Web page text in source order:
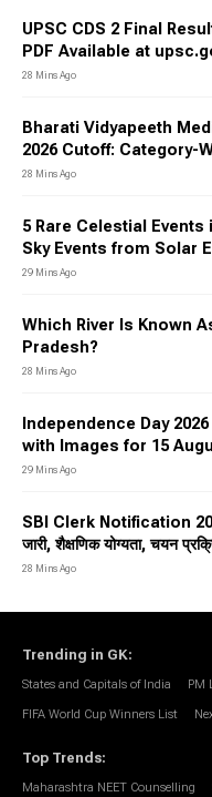
UPSC CDS 2 Final
PDF Available at
28 Mins Ago
Bharati Vidyapeeth
2026 Cutoff: Category-
28 Mins Ago
5 Rare Celestial Events
Sky Events from Solar
29 Mins Ago
Which River Is Known
Pradesh?
28 Mins Ago
Independence Day
with Images for 15
29 Mins Ago
SBI Clerk Notification
जारी, शैक्षणिक योग्यता, चयन
28 Mins Ago
Trending in GK:
States and Capitals of India PM
FIFA World Cup Winners List
Top Trends:
Maharashtra NEET Counselling